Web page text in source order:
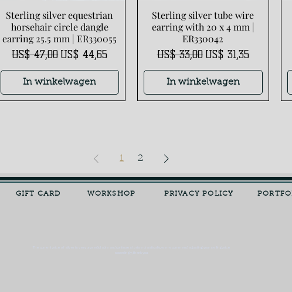
Snel overzicht
Sterling silver equestrian
horsehair circle dangle
earring 25.5 mm | ER330055
Normale prijs
US$ 47,00 Verkoopprijs
US$ 44,65
In winkelwagen
Snel overzicht
Sterling silver tube wire
earring with 20 x 4 mm |
ER330042
Normale prijs
US$ 33,00 Verkoopprijs
US$ 31,35
In winkelwagen
1 2
GIFT CARD WORKSHOP PRIVACY POLICY